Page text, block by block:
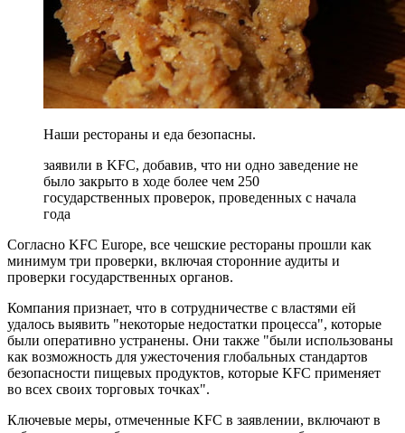
Наши рестораны и еда безопасны.
заявили в KFC, добавив, что ни одно заведение не
было закрыто в ходе более чем 250
государственных проверок, проведенных с начала
года
Согласно KFC Europe, все чешские рестораны прошли как
минимум три проверки, включая сторонние аудиты и
проверки государственных органов.
Компания признает, что в сотрудничестве с властями ей
удалось выявить "некоторые недостатки процесса", которые
были оперативно устранены. Они также "были использованы
как возможность для ужесточения глобальных стандартов
безопасности пищевых продуктов, которые KFC применяет
во всех своих торговых точках".
Ключевые меры, отмеченные KFC в заявлении, включают в